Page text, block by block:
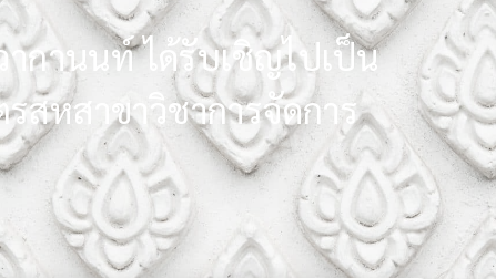
ากานนท์ ได้รับเชิญไปเป็น
สหสาขาวิชาการจัดการ